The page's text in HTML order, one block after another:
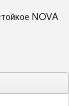
NOVA